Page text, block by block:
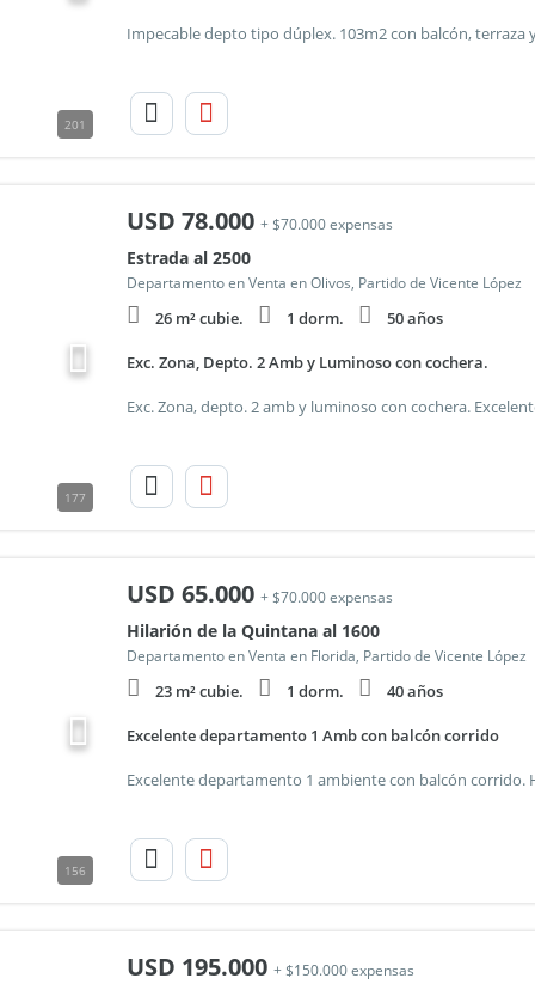
201
177
USD 78.000 + $70.000 expensas
Estrada al 2500
Departamento en Venta en Olivos, Partido de Vicente López
26 m² cubie. 1 dorm. 50 años
Exc. Zona, Depto. 2 Amb y Luminoso con cochera.
156
USD 65.000 + $70.000 expensas
Hilarión de la Quintana al 1600
Departamento en Venta en Florida, Partido de Vicente López
23 m² cubie. 1 dorm. 40 años
Excelente departamento 1 Amb con balcón corrido
USD 195.000 + $150.000 expensas